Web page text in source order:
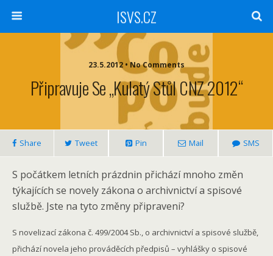
ISVS.CZ
23.5.2012 • No Comments
Připravuje Se „Kulatý Stůl CNZ 2012“
Share Tweet Pin Mail SMS
S počátkem letních prázdnin přichází mnoho změn
týkajících se novely zákona o archivnictví a spisové
službě. Jste na tyto změny připraveni?
S novelizací zákona č. 499/2004 Sb., o archivnictví a spisové službě,
přichází novela jeho prováděcích předpisů – vyhlášky o spisové